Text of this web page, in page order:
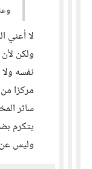
لا أعني
ولكن
نفسه
مركزا
سائر
يتكرم
وليس عن